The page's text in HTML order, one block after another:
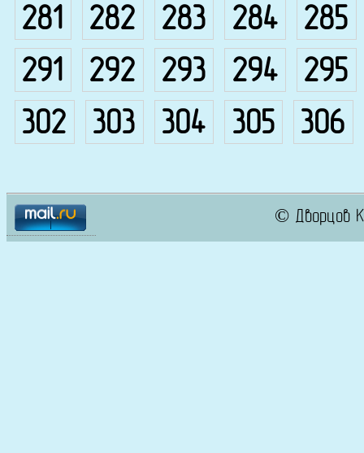
281
282 283 284
285
291
292 293 294
295
302
303 304 305 306
© Дворцов